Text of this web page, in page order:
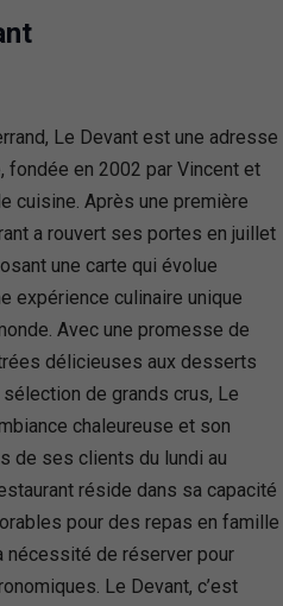
Le Devant est une adresse
fondée en 2002 par Vincent et
cuisine. Après une première
a rouvert ses portes en juillet
une carte qui évolue
expérience culinaire unique
Avec une promesse de
délicieuses aux desserts
sélection de grands crus, Le
chaleureuse et son
de ses clients du lundi au
réside dans sa capacité
pour des repas en famille
nécessité de réserver pour
Le Devant, c’est